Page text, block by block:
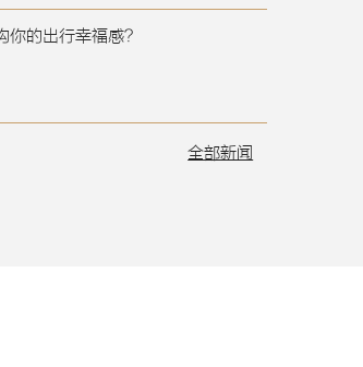
的出行幸福感？
全部新闻